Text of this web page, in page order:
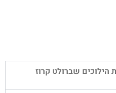
שברולט קרוז